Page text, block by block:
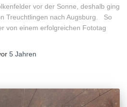
vor der Sonne, deshalb ging
Treuchtlingen nach Augsburg. So
von einem erfolgreichen Fototag
5 Jahren